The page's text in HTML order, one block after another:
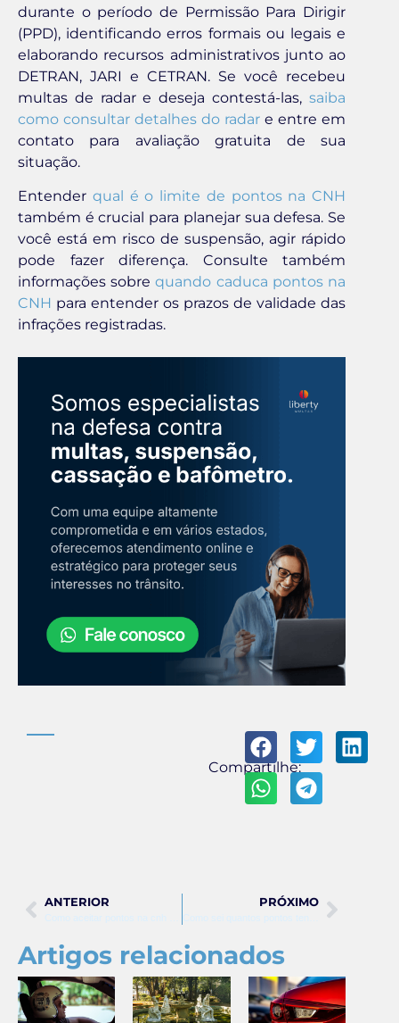
durante o período de Permissão Para Dirigir
(PPD), identificando erros formais ou legais e
elaborando recursos administrativos junto ao
DETRAN, JARI e CETRAN. Se você recebeu
multas de radar e deseja contestá-las, saiba
como consultar detalhes do radar e entre em
contato para avaliação gratuita de sua
situação.
Entender qual é o limite de pontos na CNH
também é crucial para planejar sua defesa. Se
você está em risco de suspensão, agir rápido
pode fazer diferença. Consulte também
informações sobrequando caduca pontos na
CNH para entender os prazos de validade das
infrações registradas.
Compartilhe:
ANTERIOR PRÓXIMO
Artigos relacionados